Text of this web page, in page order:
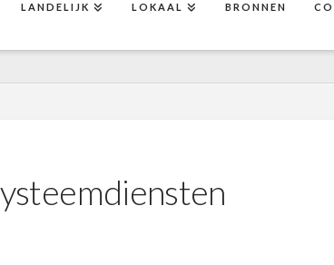
LANDELIJK LOKAAL BRONNEN